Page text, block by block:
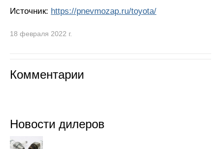
Источник: https://pnevmozap.ru/toyota/
18 февраля 2022 г.
Комментарии
Новости дилеров